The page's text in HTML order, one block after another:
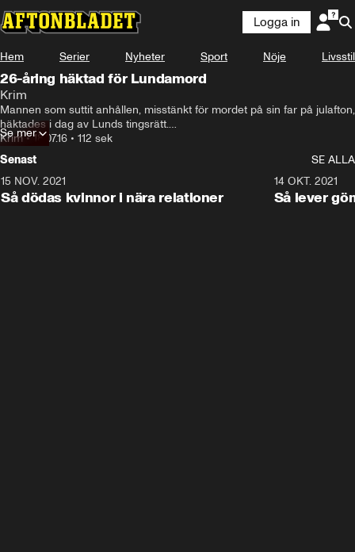
Logga in
Hem Serier Nyheter Sport Nöje Livsstil
26-åring häktad för Lundamord
Krim
Mannen som suttit anhållen, misstänkt för mordet på sin far på julafton,
häktades i dag av Lunds tingsrätt.
Själv förnekade 26-åringen brott och ville bli släppt på fri fot.
Krim•18.07.16 • 112 sek
Se mer
Senast
SE ALLA
15 NOV. 2021
Så dödas kvinnor i nära relationer
14 OKT. 2021
Så lever